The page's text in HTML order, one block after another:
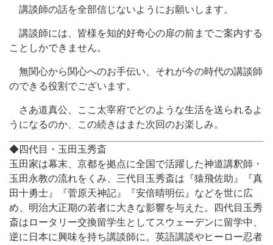
講談師の話を全部信じないようにお願いします。
講談師には、皆様を知的好奇心の扉の前までご案内する
ことしかできません。
無関心から関心へのお手伝い、それが今の時代の講談師
のできる役割でございます。
さあ道真公、ここ太宰府でどのような生活を送られるよ
うになるのか、この続きはまた次回のお楽しみ。
◆四代目・玉田玉秀斎
玉田家は幕末、京都を拠点に全国で活躍した神道講釈師・
玉田永教の流れをくみ、三代目玉秀斎は『猿飛佐助』『真
田十勇士』『菅原天神記』『安倍晴明伝』などを世に広
め、明治大正期の若者に大きな影響を与えた。四代目玉秀
斎はロータリー交換留学生としてスウェーデンに留学中、
逆に日本に興味を持ち講談師に。英語講談やヒーロー忍者